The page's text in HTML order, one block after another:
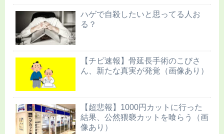
ハゲで自殺したいと思ってる人お
る？
【チビ速報】骨延長手術のこびさ
ん、新たな真実が発覚（画像あり）
【超悲報】1000円カットに行った
結果、公然猥褻カットを喰らう（画
像あり）